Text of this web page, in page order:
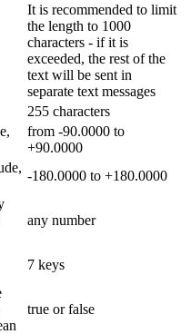
It is recommended to limit
the length to 1000
characters - if it is
exceeded, the rest of the
text will be sent in
separate text messages
255 characters
from -90.0000 to
+90.0000
-180.0000 to +180.0000
any number
7 keys
true or false